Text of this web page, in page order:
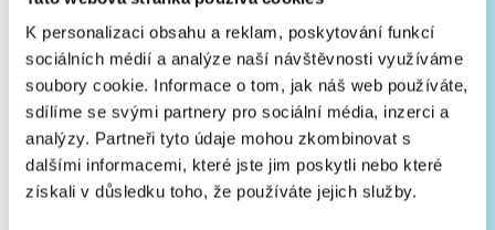
K personalizaci obsahu a reklam, poskytování funkcí
sociálních médií a analýze naší návštěvnosti využíváme
soubory cookie. Informace o tom, jak náš web používáte,
sdílíme se svými partnery pro sociální média, inzerci a
analýzy. Partneři tyto údaje mohou zkombinovat s
dalšími informacemi, které jste jim poskytli nebo které
získali v důsledku toho, že používáte jejich služby.
spolupracujeme s farmami, které se jim snaží vytvořit co
nejlepší životní podmínky bez stresových situací.
Odměňují se nám čerstvým, na živiny bohatým mlékem.
Právě teď se rodí naše kapka!